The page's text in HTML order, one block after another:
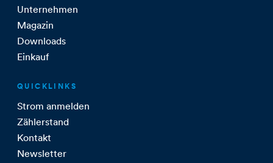
Unternehmen
Magazin
Downloads
Einkauf
QUICKLINKS
Strom anmelden
Zählerstand
Kontakt
Newsletter